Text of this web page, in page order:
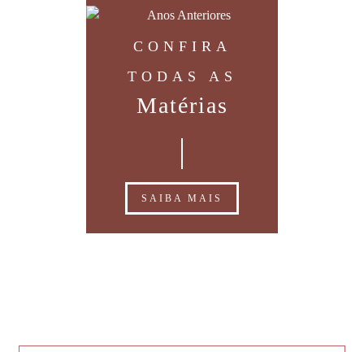
CONFIRA
TODAS AS
Matérias
SAIBA MAIS